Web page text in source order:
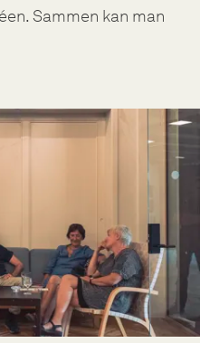
Sammen kan man